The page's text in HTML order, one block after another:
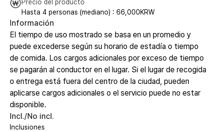
Precio del producto
Hasta 4 personas (mediano) : 66,000KRW
Información
El tiempo de uso mostrado se basa en un promedio y
puede excederse según su horario de estadía o tiempo
de comida. Los cargos adicionales por exceso de tiempo
se pagarán al conductor en el lugar. Si el lugar de recogida
o entrega está fuera del centro de la ciudad, pueden
aplicarse cargos adicionales o el servicio puede no estar
disponible.
Incl./No incl.
Inclusiones